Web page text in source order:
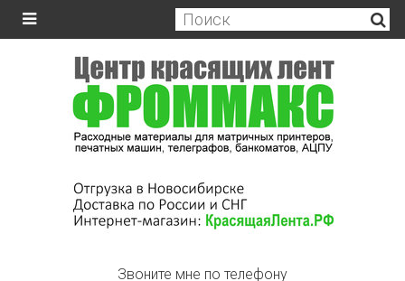
Звоните мне по телефону